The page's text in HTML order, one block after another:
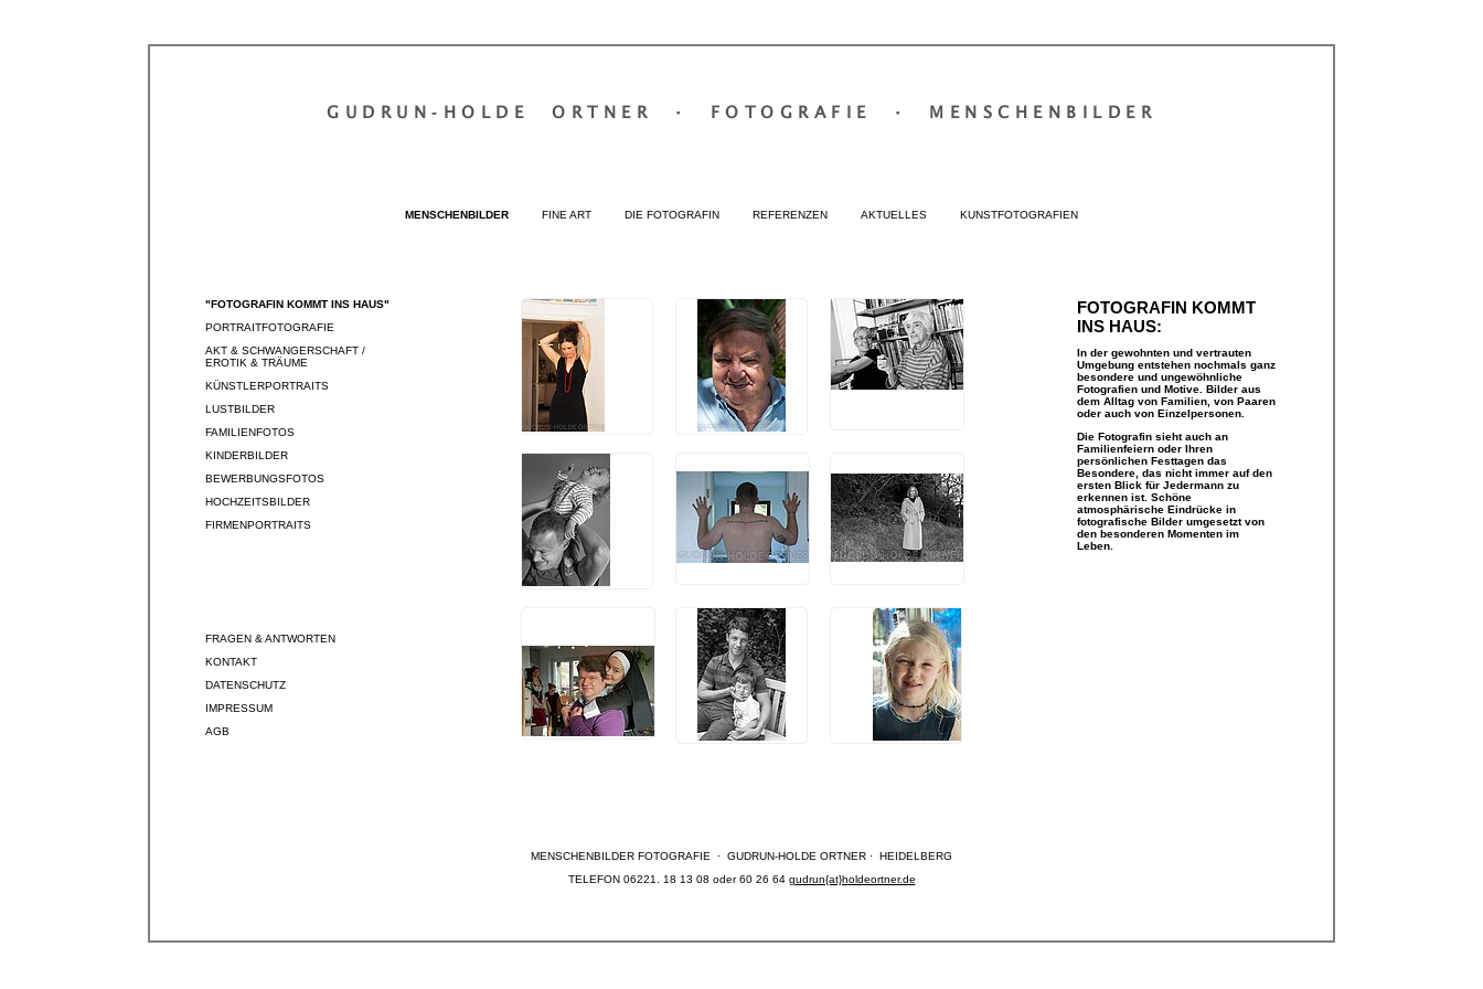
GUDRUN‐HOLDE ORTNER · FOTOGRAFIE · MENSCHENBILDER
MENSCHENBILDER FINE ART DIE FOTOGRAFIN REFERENZEN AKTUELLES KUNSTFOTOGRAFIEN
FOTOGRAFIN KOMMT
INS HAUS:
In der gewohnten und vertrauten
Umgebung entstehen nochmals ganz
besondere und ungewöhnliche
Fotografien und Motive. Bilder aus
dem Alltag von Familien, von Paaren
oder auch von Einzelpersonen.
Die Fotografin sieht auch an
Familienfeiern oder Ihren
persönlichen Festtagen das
Besondere, das nicht immer auf den
ersten Blick für Jedermann zu
erkennen ist. Schöne
atmosphärische Eindrücke in
fotografische Bilder umgesetzt von
den besonderen Momenten im
Leben.
"FOTOGRAFIN KOMMT INS HAUS"
PORTRAITFOTOGRAFIE
AKT & SCHWANGERSCHAFT /
EROTIK & TRÄUME
KÜNSTLERPORTRAITS
LUSTBILDER
FAMILIENFOTOS
KINDERBILDER
BEWERBUNGSFOTOS
HOCHZEITSBILDER
FIRMENPORTRAITS
FRAGEN & ANTWORTEN
KONTAKT
DATENSCHUTZ
IMPRESSUM
AGB
MENSCHENBILDER FOTOGRAFIE · GUDRUN-HOLDE ORTNER · HEIDELBERG
TELEFON 06221. 18 13 08 oder 60 26 64 gudrun{at}holdeortner.de